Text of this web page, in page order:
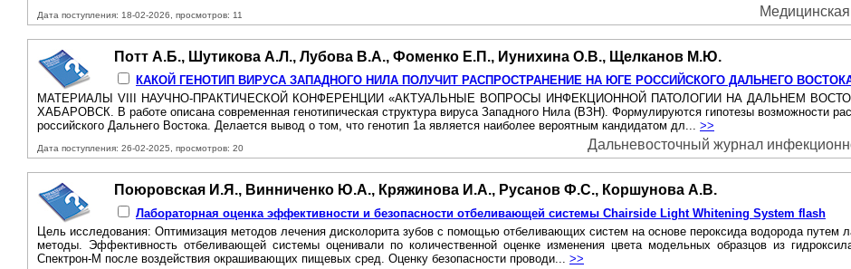
Дата поступления: 18-02-2026, просмотров: 11
Потт А.Б., Шутикова А.Л., Лубова В.А., Фоменко Е.П., Иунихина О.В., Щелканов М.Ю.
КАКОЙ ГЕНОТИП ВИРУСА ЗАПАДНОГО НИЛА ПОЛУЧИТ РАСПРОСТРАНЕНИЕ HA ЮГЕ РОССИЙСКОГО ДАЛЬНЕГО
МАТЕРИАЛЫ VIII НАУЧНО-ПРАКТИЧЕСКОЙ КОНФЕРЕНЦИИ «АКТУАЛЬНЫЕ ВОПРОСЫ ИНФЕКЦИОННОЙ ПАТОЛОГИИ НА ДАЛЬНЕМ
ХАБАРОВСК. B работе описана современная генотипическая структура вируса Западного Нила (ВЗН). Формулируются гипотезы возможности
российского Дальнего Востока. Делается вывод о том, что генотип 1a является наиболее вероятным кандидатом дл... >>
Дата поступления: 26-02-2025, просмотров: 20 Дальневосточный журнал
Поюровская И.Я., Винниченко Ю.А., Кряжинова И.А., Русанов Ф.С., Коршунова А.В.
Лабораторная оценка эффективности и безопасности отбеливающей системы Chairside Light Whitening System flash
Цель исследования: Оптимизация методов лечения дисколорита зубов с помощью отбеливающих систем на основе пероксида водорода путем
методы. Эффективность отбеливающей системы оценивали по количественной оценке изменения цвета модельных образцов из
Спектрон-М после воздействия окрашивающих пищевых сред. Оценку безопасности проводи... >>